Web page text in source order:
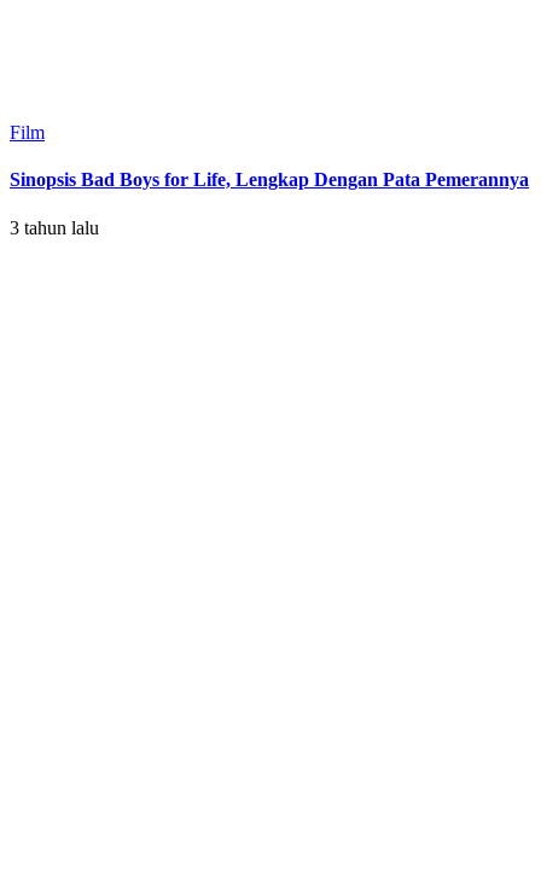
Film
Sinopsis Bad Boys for Life, Lengkap Dengan Pata Pemerannya
3 tahun lalu